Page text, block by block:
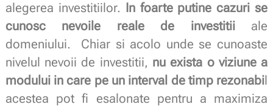
alegerea investitiilor. In foarte putine cazuri se
cunosc nevoile reale de investitiiale
domeniului. Chiar si acolo unde se cunoaste
nivelul nevoii de investitii, nu exista o viziune a
modului in care pe un interval de timp rezonabil
acestea pot fi esalonate pentru a maximiza